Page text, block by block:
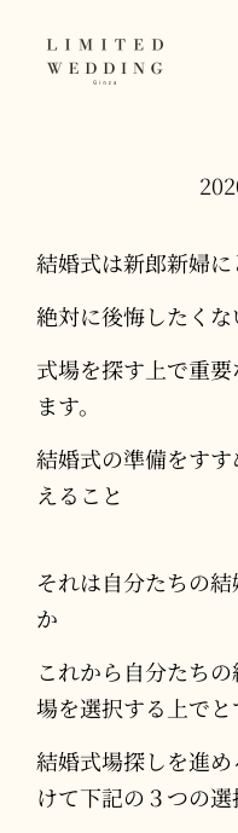
結婚式は新郎新婦
絶対に後悔したく
式場を探す上で重
ます。
結婚式の準備をす
えること
それは自分たちの
か
これから自分たち
場を選択する上でと
結婚式場探しを進
けて下記の３つの選